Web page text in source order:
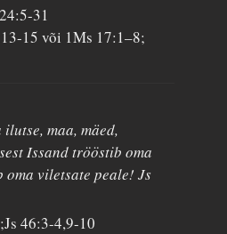
31
15 või 1Ms 17:1–8;
maa, mäed,
Issand trööstib oma
viletsate peale! Js
46:3-4,9-10